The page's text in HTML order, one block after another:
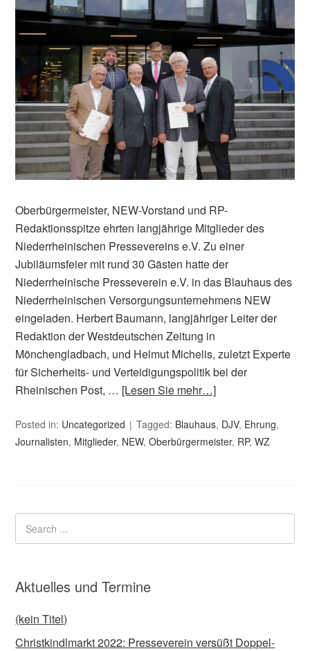
Oberbürgermeister, NEW-Vorstand und RP-
Redaktionsspitze ehrten langjährige Mitglieder des
Niederrheinischen Pressevereins e.V. Zu einer
Jubiläumsfeier mit rund 30 Gästen hatte der
Niederrheinische Presseverein e.V. in das Blauhaus des
Niederrheinischen Versorgungsunternehmens NEW
eingeladen. Herbert Baumann, langjähriger Leiter der
Redaktion der Westdeutschen Zeitung in
Mönchengladbach, und Helmut Michelis, zuletzt Experte
für Sicherheits- und Verteidigungspolitik bei der
Rheinischen Post, … [Lesen Sie mehr…]
Posted in: Uncategorized Tagged: Blauhaus, DJV, Ehrung,
Journalisten, Mitglieder, NEW,Oberbürgermeister, RP,WZ
Aktuelles und Termine
(kein Titel)
Christkindlmarkt 2022: Presseverein versüßt Doppel-